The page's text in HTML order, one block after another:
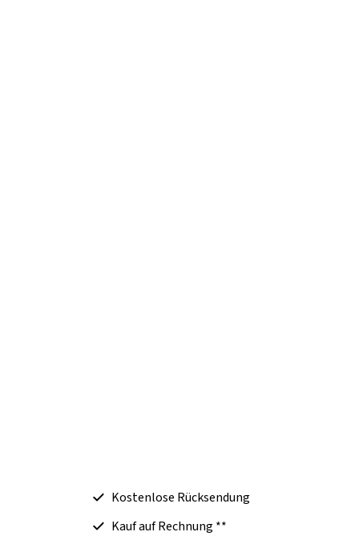
Kostenlose Rücksendung
Kauf auf Rechnung **